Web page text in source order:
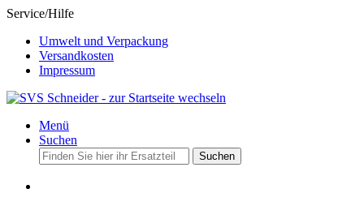
Service/Hilfe
Umwelt und Verpackung
Versandkosten
Impressum
Menü
Suchen
Suchen